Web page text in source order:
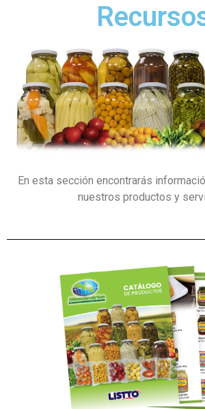
En esta sección encontrarás
nuestros productos y